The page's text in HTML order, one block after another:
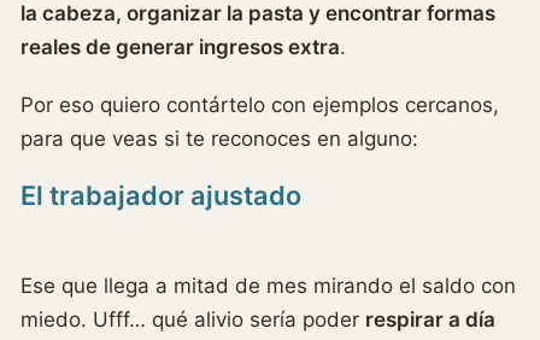
la cabeza, organizar la pasta y encontrar formas
reales de generar ingresos extra.
Por eso quiero contártelo con ejemplos cercanos,
para que veas si te reconoces en alguno:
El trabajador ajustado
Ese que llega a mitad de mes mirando el saldo con
miedo. Ufff… qué alivio sería poder respirar a día